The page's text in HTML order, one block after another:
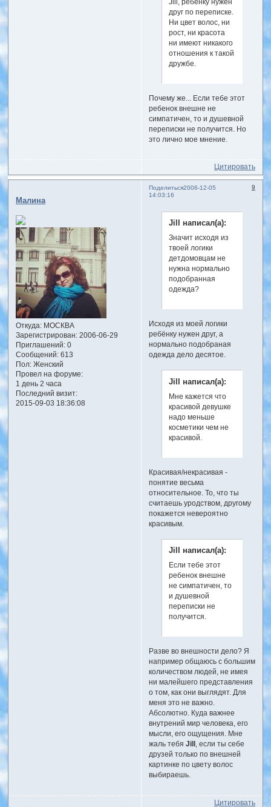
Jill, ребёнку нужен
друг по переписке.
Ни цвет волос, ни
рост, ни красота
ни имеют никакого
отношения к такой
дружбе.
Почему же... Если тебе этот
ребенок внешне не
симпатичен, то и душевной
переписки не получится. Но
это лично мое мнение.
Цитировать
Поделиться 9
2006-12-05
14:03:16
Малина
Откуда:МОСКВА
Зарегистрирован: 2006-06-29
Приглашений:0
Сообщений:613
Пол:Женский
Провел на форуме:
1 день 2 часа
Последний визит:
2015-09-03 18:36:08
Jill написал(а):
Значит исходя из
твоей логики
детдомовцам не
нужна нормально
подобранная
одежда?
Исходя из моей логики
ребёнку нужен друг, а
нормально подобраная
одежда дело десятое.
Jill написал(а):
Мне кажется что
красивой девушке
надо меньше
косметики чем не
красивой.
Красивая/некрасивая -
понятие весьма
относительное. То, что ты
считаешь уродством, другому
покажется невероятно
красивым.
Jill написал(а):
Если тебе этот
ребенок внешне
не симпатичен, то
и душевной
переписки не
получится.
Разве во внешности дело? Я
например общаюсь с большим
количеством людей, не имея
ни малейшего представления
о том, как они выглядят. Для
меня это не важно.
Абсолютно. Куда важнее
внутрений мир человека, его
мысли, его ощущения. Мне
жаль тебя Jill , если ты себе
друзей только по внешней
картинке по цвету волос
выбираешь.
Цитировать